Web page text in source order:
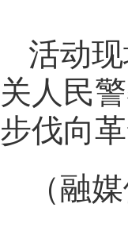
活动
关人民
步伐向
（融